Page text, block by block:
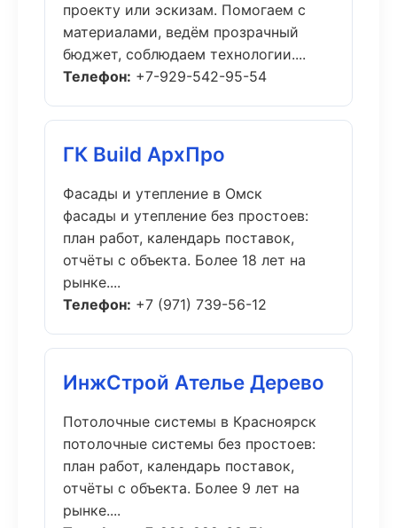
проекту или эскизам. Помогаем с
материалами, ведём прозрачный
бюджет, соблюдаем технологии....
Телефон: +7-929-542-95-54
ГК Build АрхПро
Фасады и утепление в Омск
фасады и утепление без простоев:
план работ, календарь поставок,
отчёты с объекта. Более 18 лет на
рынке....
Телефон: +7 (971) 739-56-12
ИнжСтрой Ателье Дерево
Потолочные системы в Красноярск
потолочные системы без простоев:
план работ, календарь поставок,
отчёты с объекта. Более 9 лет на
рынке....